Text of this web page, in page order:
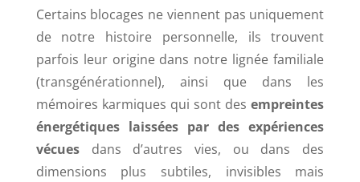
Certains blocages ne viennent pas uniquement
de notre histoire personnelle, ils trouvent
parfois leur origine dans notre lignée familiale
(transgénérationnel), ainsi que dans les
mémoires karmiques qui sont desempreintes
énergétiques laissées par des expériences
vécuesdans d’autres vies, ou dans des
dimensions plus subtiles, invisibles mais